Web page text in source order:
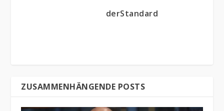
derStandard
ZUSAMMENHÄNGENDE POSTS